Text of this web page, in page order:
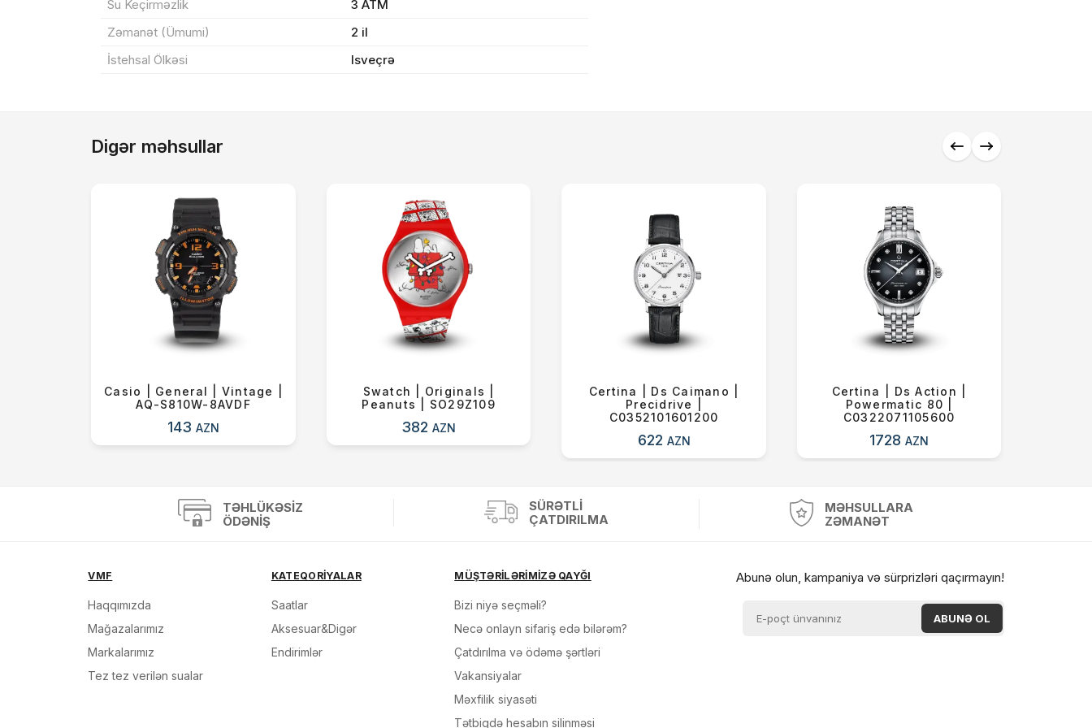
Su Keçirməzlik
3 ATM
Zəmanət (Ümumi)
2 il
İstehsal Ölkəsi
Isveçrə
Digər məhsullar
Casio | General | Vintage |
AQ-S810W-8AVDF
143AZN
Swatch | Originals |
Peanuts | SO29Z109
382AZN
Certina | Ds Caimano |
Precidrive |
C0352101601200
622 AZN
Certina | Ds Action |
Powermatic 80 |
C0322071105600
1728AZN
TƏHLÜKƏSIZ
ÖDƏNIŞ
SÜRƏTLI
ÇATDIRILMA
MƏHSULLARA
ZƏMANƏT
VMF
Haqqımızda
Mağazalarımız
Markalarımız
Tez tez verilən sualar
KATEQORİYALAR
Saatlar
Aksesuar&Digər
Endirimlər
MÜŞTƏRİLƏRİMİZƏ QAYĞI
Bizi niyə seçməli?
Necə onlayn sifariş edə bilərəm?
Çatdırılma və ödəmə şərtləri
Vakansiyalar
Məxfilik siyasəti
Tətbiqdə hesabın silinməsi
Abunə olun, kampaniya və sürprizləri qaçırmayın!